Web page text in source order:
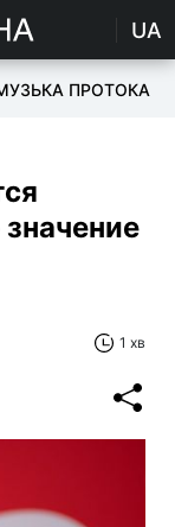
UA
ПРОТОКА
1 хв